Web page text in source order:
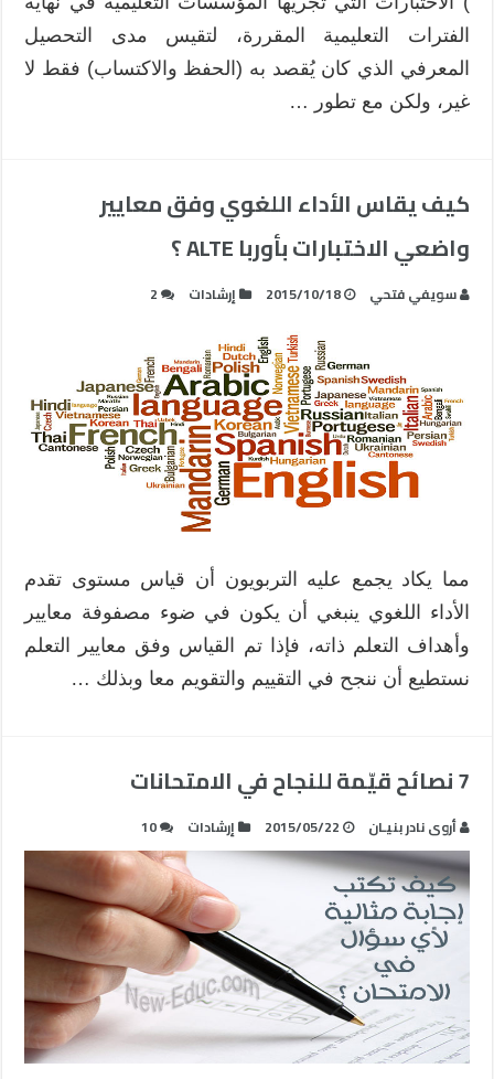
الفترات التعليمية المقررة، لتقيس مدى التحصيل
المعرفي الذي كان يُقصد به (الحفظ والاكتساب) فقط لا
غير، ولكن مع تطور …
كيف يقاس الأداء اللغوي وفق معايير
واضعي الاختبارات بأوربا ALTE ؟
سويفي فتحي‎ 2015/10/18 إرشادات 2
مما يكاد يجمع عليه التربويون أن قياس مستوى تقدم
الأداء اللغوي ينبغي أن يكون في ضوء مصفوفة معايير
وأهداف التعلم ذاته، فإذا تم القياس وفق معايير التعلم
نستطيع أن ننجح في التقييم والتقويم معا وبذلك …
7 نصائح قيّمة للنجاح في الامتحانات
أروى نادر بنيـان 2015/05/22 إرشادات 10